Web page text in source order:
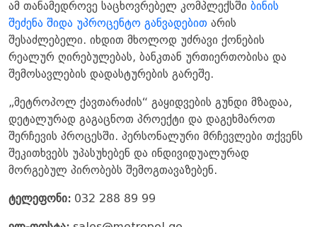
ამ თანამედროვე საცხოვრებელ კომპლექსში ბინის
შეძენა შიდა უპროცენტო განვადებით არის
შესაძლებელი. იხდით მხოლოდ უძრავი ქონების
რეალურ ღირებულებას, ბანკთან ურთიერთობისა და
შემოსავლების დადასტურების გარეშე.
„მეტროპოლ ქავთარაძის“ გაყიდვების გუნდი მზადაა,
დეტალურად გაგაცნოთ პროექტი და დაგეხმაროთ
შერჩევის პროცესში. პერსონალური მრჩევლები თქვენს
შეკითხვებს უპასუხებენ და ინდივიდუალურად
მორგებულ პირობებს შემოგთავაზებენ.
ტელეფონი: 032 288 89 99